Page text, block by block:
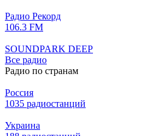
Радио Рекорд
106.3 FM
SOUNDPARK DEEP
Все радио
Радио по странам
Россия
1035 радиостанций
Украина